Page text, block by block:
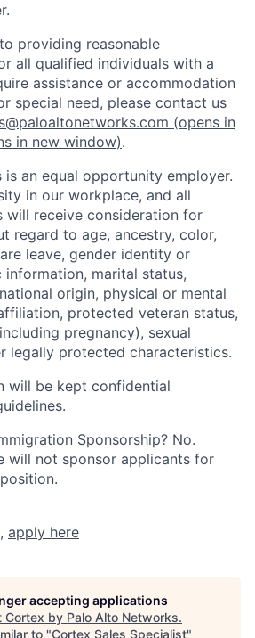
providing reasonable
all qualified individuals with a
assistance or accommodation
special need, please contact us
(opens in
in new window).
an equal opportunity employer.
in our workplace, and all
will receive consideration for
regard to age, ancestry, color,
leave, gender identity or
information, marital status,
origin, physical or mental
protected veteran status,
pregnancy), sexual
legally protected characteristics.
will be kept confidential
Sponsorship? No.
will not sponsor applicants for
apply here
accepting applications
Cortex by Palo Alto Networks.
to "Cortex Sales Specialist"